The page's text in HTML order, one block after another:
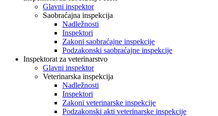
Glavni inspektor
Saobraćajna inspekcija
Nadležnosti
Inspektori
Zakoni saobraćajne inspekcije
Podzakonski saobraćajne inspekcije
Inspektorat za veterinarstvo
Glavni inspektor
Veterinarska inspekcija
Nadležnosti
Inspektori
Zakoni veterinarske inspekcije
Podzakonski akti veterinarske inspekcije